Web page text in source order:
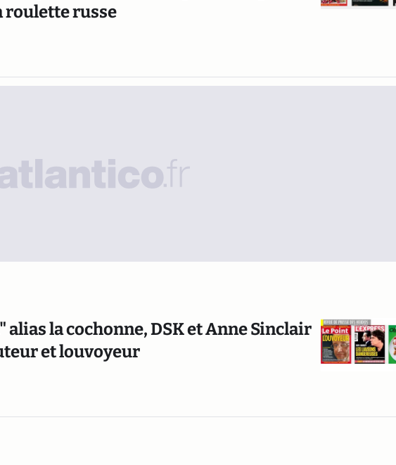
roulette russe
alias la cochonne, DSK et Anne Sinclair
et louvoyeur